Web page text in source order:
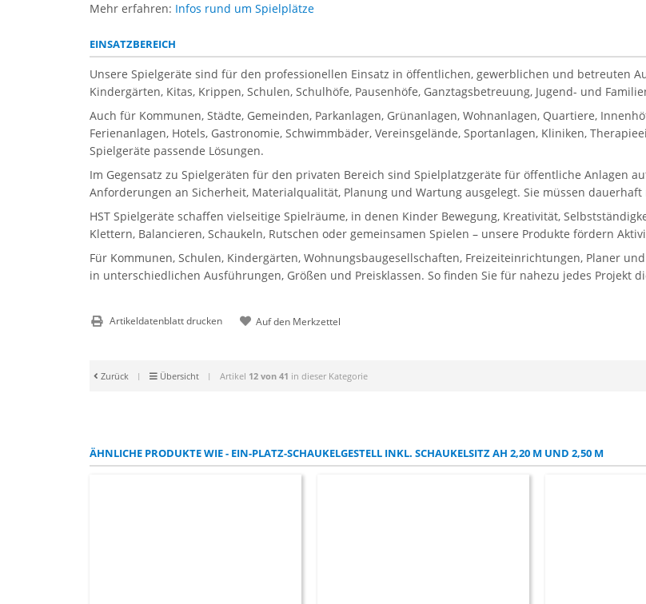
Mehr erfahren: Infos rund um Spielplätze
EINSATZBEREICH
Unsere Spielgeräte sind für den professionellen Einsatz in öffentlichen, gewerblichen und betreuten
Kindergärten, Kitas, Krippen, Schulen, Schulhöfe, Pausenhöfe, Ganztagsbetreuung, Jugend- und
Auch für Kommunen, Städte, Gemeinden, Parkanlagen, Grünanlagen, Wohnanlagen, Quartiere,
Ferienanlagen, Hotels, Gastronomie, Schwimmbäder, Vereinsgelände, Sportanlagen, Kliniken,
Spielgeräte passende Lösungen.
Im Gegensatz zu Spielgeräten für den privaten Bereich sind Spielplatzgeräte für öffentliche Anlagen
Anforderungen an Sicherheit, Materialqualität, Planung und Wartung ausgelegt. Sie müssen
HST Spielgeräte schaffen vielseitige Spielräume, in denen Kinder Bewegung, Kreativität,
Klettern, Balancieren, Schaukeln, Rutschen oder gemeinsamen Spielen – unsere Produkte fördern
Für Kommunen, Schulen, Kindergärten, Wohnungsbaugesellschaften, Freizeiteinrichtungen, Planer
in unterschiedlichen Ausführungen, Größen und Preisklassen. So finden Sie für nahezu jedes Projekt
Artikeldatenblatt drucken
Zurück | Übersicht | Artikel 12 von 41 in dieser Kategorie
ÄHNLICHE PRODUKTE WIE - EIN-PLATZ-SCHAUKELGESTELL INKL. SCHAUKELSITZ AH 2,20 M UND 2,50 M